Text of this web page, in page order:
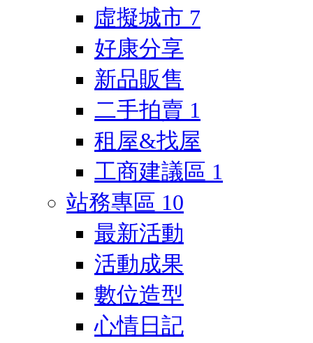
虛擬城市 7
好康分享
新品販售
二手拍賣 1
租屋&找屋
工商建議區 1
站務專區 10
最新活動
活動成果
數位造型
心情日記